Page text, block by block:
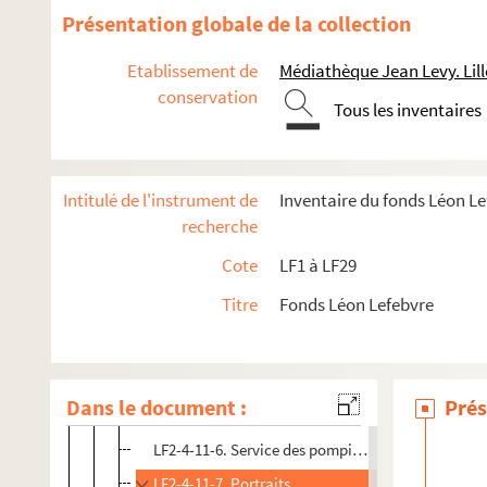
Présentation globale de la collection
Etablissement de
conservation
Médiathèque Jean Levy.
Tous les inventaires
Intitulé de l'instrument de
recherche
Inventaire du fonds Léon
Cote
LF1 à LF29
Titre
Fonds Léon Lefebvre
Dans le document :
LF2-4-5. Dossier 5 : 1870-1871
LF2-4-6. Dossier 6 : 1871-1872
LF2-4-7. Dossier 7 : 1872-1873
LF2-4-9. Dossier 9 : 1874-1875
LF2-4-10. Dossier 10 : 1875-1876
LF2-4-11-2. Tableau des recettes
LF2-4-11-4. Compte rendus de la presse
LF2-4-11-5. Formule d’engagement de musicien
LF2-4-11-6. Service des pompiers